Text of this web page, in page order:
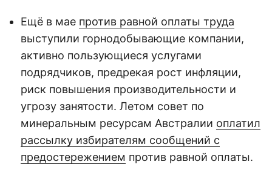
Ещё в мае против равной оплаты труда
выступили горнодобывающие компании,
активно пользующиеся услугами
подрядчиков, предрекая рост инфляции,
риск повышения производительности и
угрозу занятости. Летом совет по
минеральным ресурсам Австралии оплатил
рассылку избирателям сообщений с
предостережением против равной оплаты.